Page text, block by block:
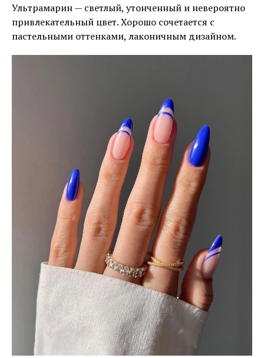
Ультрамарин — светлый, утонченный и невероятно
привлекательный цвет. Хорошо сочетается с
пастельными оттенками, лаконичным дизайном.